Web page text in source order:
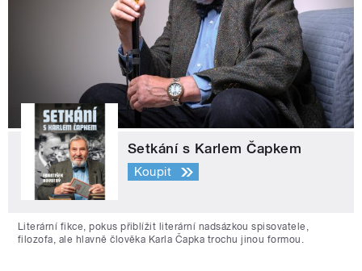
Setkání s Karlem Čapkem
Koupit
Literární fikce, pokus přiblížit literární nadsázkou spisovatele,
filozofa, ale hlavně člověka Karla Čapka trochu jinou formou.